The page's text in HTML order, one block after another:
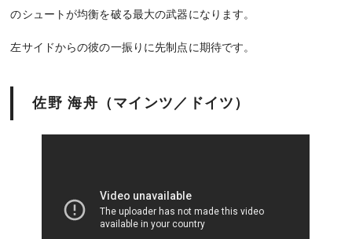
のシュートが均衡を破る最大の武器になります。
左サイドからの彼の一振りに先制点に期待です。
佐野 海舟（マインツ／ドイツ）